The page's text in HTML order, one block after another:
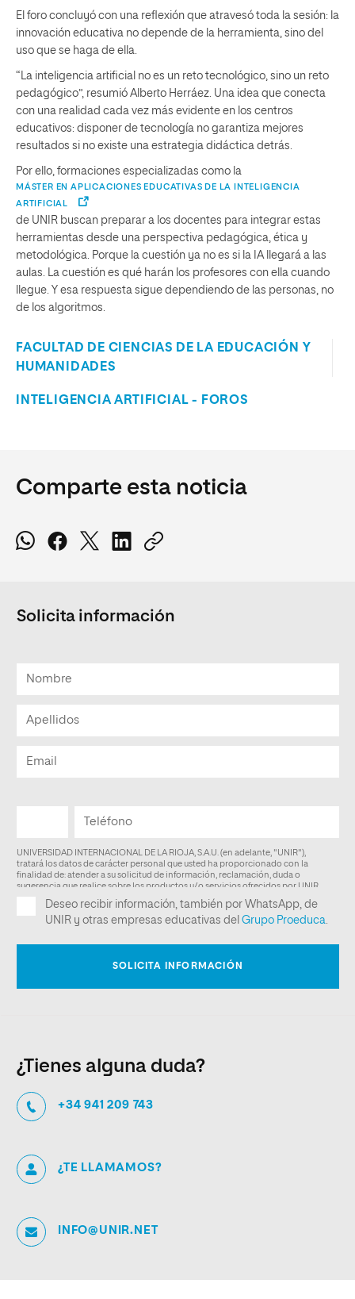
El foro concluyó con una reflexión que atravesó toda la sesión: la
innovación educativa no depende de la herramienta, sino del
uso que se haga de ella.
“La inteligencia artificial no es un reto tecnológico, sino un reto
pedagógico”, resumió Alberto Herráez. Una idea que conecta
con una realidad cada vez más evidente en los centros
educativos: disponer de tecnología no garantiza mejores
resultados si no existe una estrategia didáctica detrás.
Por ello, formaciones especializadas como la
MÁSTER EN APLICACIONES EDUCATIVAS DE LA INTELIGENCIA
ARTIFICIAL
de UNIR buscan preparar a los docentes para integrar estas
herramientas desde una perspectiva pedagógica, ética y
metodológica. Porque la cuestión ya no es si la IA llegará a las
aulas. La cuestión es qué harán los profesores con ella cuando
llegue. Y esa respuesta sigue dependiendo de las personas, no
de los algoritmos.
FACULTAD DE CIENCIAS DE LA EDUCACIÓN Y
HUMANIDADES
INTELIGENCIA ARTIFICIAL - FOROS
Comparte esta noticia
Solicita información
¿Tienes alguna duda?
+34 941 209 743
¿TE LLAMAMOS?
INFO@UNIR.NET